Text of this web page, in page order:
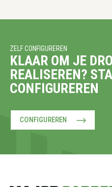
ZELF CONFIGUREREN
KLAAR OM JE
REALISEREN?
CONFIGUREREN
CONFIGUREREN